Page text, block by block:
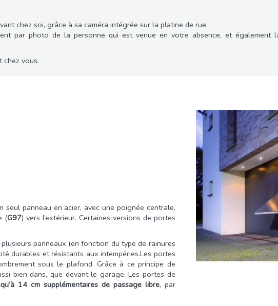
chez soi, grâce à sa caméra intégrée sur la platine de rue.
par photo de la personne qui est venue en votre absence, et
chez vous.
seul panneau en acier, avec une poignée centrale.
(G97) vers l’extérieur. Certaines versions de portes
panneaux (en fonction du type de rainures
durables et résistants aux intempéries.Les portes
sous le plafond. Grâce à ce principe de
bien dans, que devant le garage. Les portes de
14 cm supplémentaires de passage libre, par